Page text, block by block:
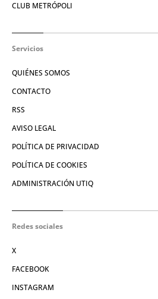
CLUB METRÓPOLI
Servicios
QUIÉNES SOMOS
CONTACTO
RSS
AVISO LEGAL
POLÍTICA DE PRIVACIDAD
POLÍTICA DE COOKIES
ADMINISTRACIÓN UTIQ
Redes sociales
X
FACEBOOK
INSTAGRAM